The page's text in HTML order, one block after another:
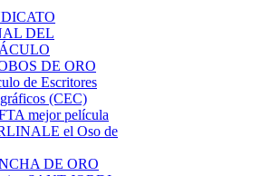
DEL
DE ORO
de Escritores
(CEC)
mejor película
el Oso de
DE ORO